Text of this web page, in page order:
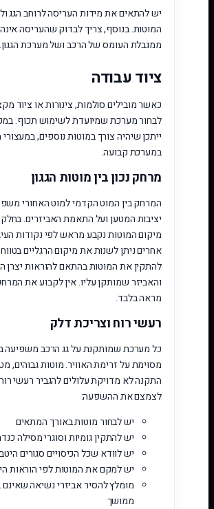
יש להתאים את מידות העריסה לרוחב הגג
המוטות. בנוסף, צריך לבדוק שהעריסה
ממגבלת העומס של הרכב ושל מערכת הגגון.
ציוד עבודה
כאשר מובילים סולמות, צינורות או ציוד
לבחור מערכת שמיועדת לשימוש תכוף.
ייתכן שיהיה צורך במוטות נוספים,
במערכת קבועה.
מרחק נכון בין מוטות הגגון
המרחק בין המוט הקדמי למוט האחורי
יציבות המטען ועל התאמת האביזרים.
מיקום המוטות נקבע מראש לפי נקודות
אחרים ניתן לשנות את מיקום הרגליים
להתקין את המוטות בהתאם להוראות יצרן
והאביזר שמותקן עליו. אין לקבוע את
מראה בלבד.
רעשי רוח וצריכת דלק
כל מערכת שמותקנת על גג הרכב משפיעה
מסוימת על זרימת האוויר. מוטות גבוהים,
התקנה לא מדויקת עלולים להגביר רעשי
לצמצם את ההשפעה:
יש לבחור מוטות באורך המתאים
יש להתקין גומיות וסוגרי מסילה
יש לוודא שכל הכיסויים סגורים היטב
יש למקם את המוטות לפי הוראות
מומלץ להסיר אביזרי נשיאה
ממושך